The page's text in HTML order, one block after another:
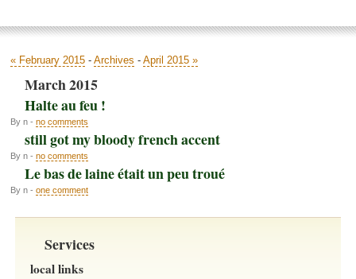
« February 2015 - Archives - April 2015 »
March 2015
Halte au feu !
By n - no comments
still got my bloody french accent
By n - no comments
Le bas de laine était un peu troué
By n - one comment
Services
local links